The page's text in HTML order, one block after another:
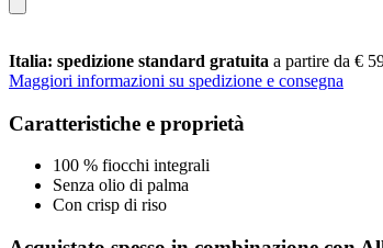
Italia: spedizione standard gratuita a partire da €
Maggiori informazioni su spedizione e consegna
Caratteristiche e proprietà
100 % fiocchi integrali
Senza olio di palma
Con crisp di riso